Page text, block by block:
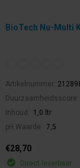
BioTech Nu-Multi
Artikelnummer:
Duurzaamheidsscore:
Inhoud:
1,0 ltr
pH Waarde:
7,5
€28,70
Direct leverbaar